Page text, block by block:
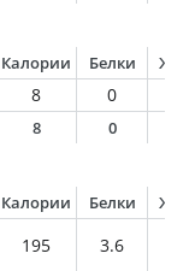
Калории Белки
8 0
8 0
Калории Белки
195 3.6